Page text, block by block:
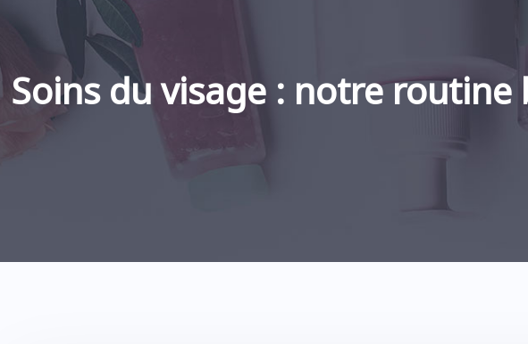
Soins du visage : notre